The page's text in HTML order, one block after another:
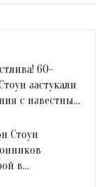
60-
застукали
с известным
Стоун
в